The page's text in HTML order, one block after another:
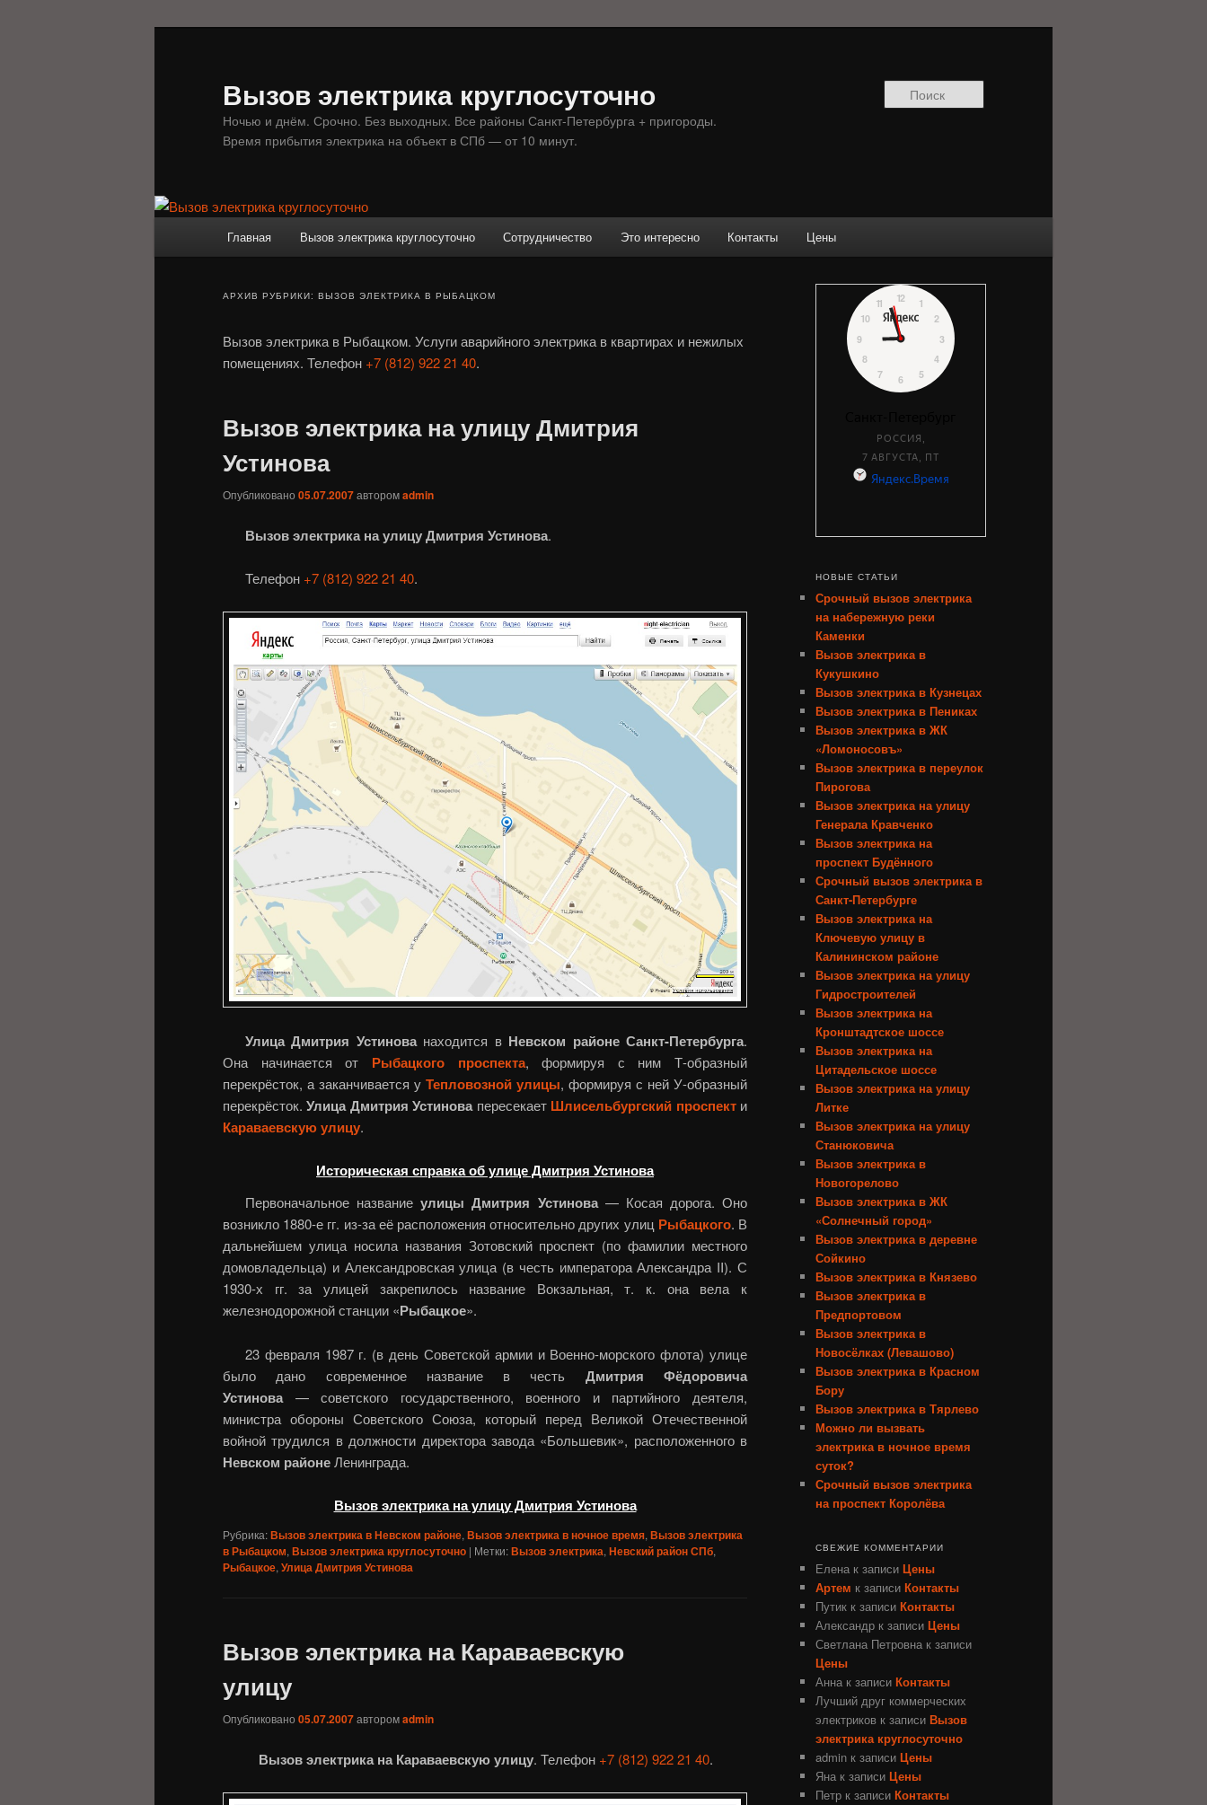
Вызов электрика круглосуточно
Ночью и днём. Срочно. Без выходных. Все районы Санкт-Петербурга + пригороды.
Время прибытия электрика на объект в СПб — от 10 минут.
Главная Вызов электрика круглосуточно Сотрудничество Это интересно Контакты Цены
АРХИВ РУБРИКИ: ВЫЗОВ ЭЛЕКТРИКА В РЫБАЦКОМ
Вызов электрика в Рыбацком. Услуги аварийного электрика в квартирах и нежилых
помещениях. Телефон +7 (812) 922 21 40.
Вызов электрика на улицу Дмитрия
Устинова
Опубликовано 05.07.2007авторомadmin
Вызов электрика на улицу Дмитрия Устинова.
Телефон +7 (812) 922 21 40.
Улица Дмитрия Устинованаходится в Невском районе Санкт-Петербурга.
Она начинается от Рыбацкого проспекта, формируя с ним Т-образный
перекрёсток, а заканчивается у Тепловозной улицы, формируя с ней У-образный
перекрёсток.Улица Дмитрия Устиновапересекает Шлисельбургский проспекти
Караваевскую улицу.
Историческая справка об улице Дмитрия Устинова
Первоначальное названиеулицы Дмитрия Устинова— Косая дорога. Оно
возникло 1880-е гг. из-за её расположения относительно других улиц Рыбацкого. В
дальнейшем улица носила названия Зотовский проспект (по фамилии местного
домовладельца) и Александровская улица (в честь императора Александра II). С
1930-х гг. за улицей закрепилось название Вокзальная, т. к. она вела к
железнодорожной станции «Рыбацкое».
23 февраля 1987 г. (в день Советской армии и Военно-морского флота) улице
было дано современное название в честь Дмитрия Фёдоровича
Устинова— советского государственного, военного и партийного деятеля,
министра обороны Советского Союза, который перед Великой Отечественной
войной трудился в должности директора завода «Большевик», расположенного в
Невском районеЛенинграда.
Вызов электрика на улицу Дмитрия Устинова
Рубрика:Вызов электрика в Невском районе, Вызов электрика в ночное время, Вызов электрика
в Рыбацком, Вызов электрика круглосуточно | Метки:Вызов электрика, Невский район СПб,
Рыбацкое, Улица Дмитрия Устинова
Вызов электрика на Караваевскую
улицу
Опубликовано 05.07.2007авторомadmin
Вызов электрика на Караваевскую улицу. Телефон +7 (812) 922 21 40.
НОВЫЕ СТАТЬИ
Срочный вызов электрика
на набережную реки
Каменки
Вызов электрика в
Кукушкино
Вызов электрика в Кузнецах
Вызов электрика в Пениках
Вызов электрика в ЖК
«Ломоносовъ»
Вызов электрика в переулок
Пирогова
Вызов электрика на улицу
Генерала Кравченко
Вызов электрика на
проспект Будённого
Срочный вызов электрика в
Санкт-Петербурге
Вызов электрика на
Ключевую улицу в
Калининском районе
Вызов электрика на улицу
Гидростроителей
Вызов электрика на
Кронштадтское шоссе
Вызов электрика на
Цитадельское шоссе
Вызов электрика на улицу
Литке
Вызов электрика на улицу
Станюковича
Вызов электрика в
Новогорелово
Вызов электрика в ЖК
«Солнечный город»
Вызов электрика в деревне
Сойкино
Вызов электрика в Князево
Вызов электрика в
Предпортовом
Вызов электрика в
Новосёлках (Левашово)
Вызов электрика в Красном
Бору
Вызов электрика в Тярлево
Можно ли вызвать
электрика в ночное время
суток?
Срочный вызов электрика
на проспект Королёва
СВЕЖИЕ КОММЕНТАРИИ
Елена к записи Цены
Артем к записи Контакты
Путик к записи Контакты
Александр к записи Цены
Светлана Петровна к записи
Цены
Анна к записи Контакты
Лучший друг коммерческих
электриков к записи Вызов
электрика круглосуточно
admin к записи Цены
Яна к записи Цены
Петр к записи Контакты